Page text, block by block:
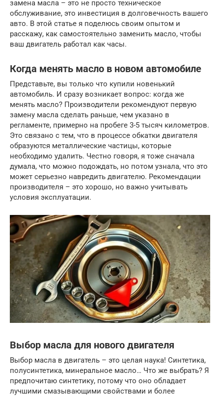
замена масла – это не просто техническое
обслуживание, это инвестиция в долговечность вашего
авто. В этой статье я поделюсь своим опытом и
расскажу, как самостоятельно заменить масло, чтобы
ваш двигатель работал как часы.
Когда менять масло в новом автомобиле
Представьте, вы только что купили новенький
автомобиль. И сразу возникает вопрос: когда же
менять масло? Производители рекомендуют первую
замену масла сделать раньше, чем указано в
регламенте, примерно на пробеге 3-5 тысяч километров.
Это связано с тем, что в процессе обкатки двигателя
образуются металлические частицы, которые
необходимо удалить. Честно говоря, я тоже сначала
думала, что можно подождать, но потом узнала, что это
может серьезно навредить двигателю. Рекомендации
производителя – это хорошо, но важно учитывать
условия эксплуатации.
Выбор масла для нового двигателя
Выбор масла в двигатель – это целая наука! Синтетика,
полусинтетика, минеральное масло… Что же выбрать? Я
предпочитаю синтетику, потому что оно обладает
лучшими смазывающими свойствами и более